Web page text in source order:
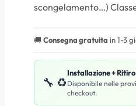
scongelamento…)
🚚Consegna gratuita in 1-3
🔧 ♻️
Installazione +
Disponibile nelle
checkout.